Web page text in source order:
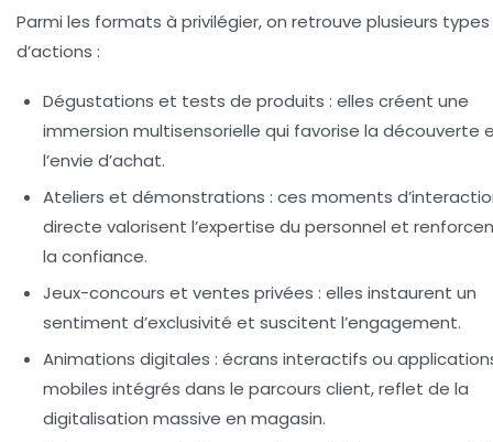
Parmi les formats à privilégier, on retrouve plusieurs types
d’actions :
Dégustations et tests de produits : elles créent une
immersion multisensorielle qui favorise la découverte
l’envie d’achat.
Ateliers et démonstrations : ces moments
directe valorisent l’expertise du personnel et
la confiance.
Jeux-concours et ventes privées : elles instaurent un
sentiment d’exclusivité et suscitent l’engagement.
Animations digitales : écrans interactifs ou
mobiles intégrés dans le parcours client, reflet de la
digitalisation massive en magasin.